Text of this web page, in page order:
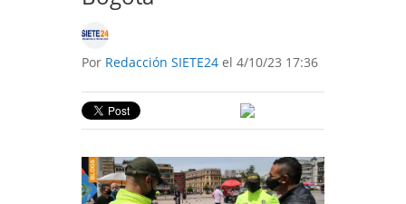
Por Redacción SIETE24 el 4/10/23 17:36